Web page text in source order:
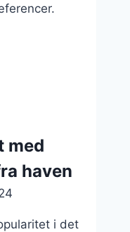
med
haven
i det